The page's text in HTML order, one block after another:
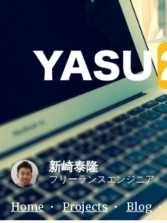
新崎泰隆
フリーランスエンジニア
Home•Projects•Blog•